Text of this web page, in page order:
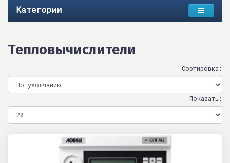
Категории
Тепловычислители
Сортировка:
Показать: